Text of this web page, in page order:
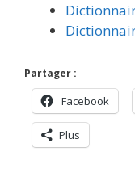
Partager :
Facebook
Plus